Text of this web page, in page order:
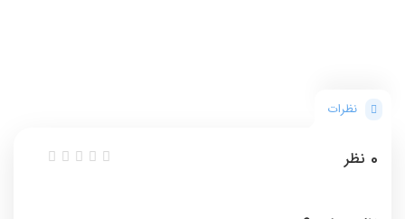
نظرات
0 نظر